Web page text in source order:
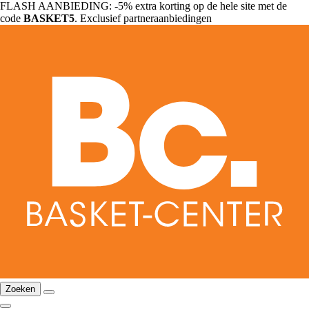
FLASH AANBIEDING: -5% extra korting op de hele site met de
code BASKET5. Exclusief partneraanbiedingen
Zoeken